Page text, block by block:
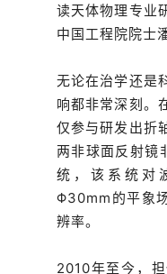
读天体物理专业
中国工程院院士
无论在治学还是
响都非常深刻。
仅参与研发出折
两非球面反射镜
统，该系统对
Φ30mm的平象
辨率。
2010年至今，